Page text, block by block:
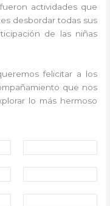
actividades que
desbordar todas sus
de las niñas
felicitar a los
que nos
lo más hermoso